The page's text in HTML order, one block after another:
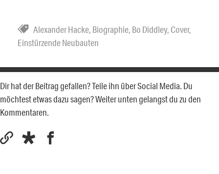
Alexander Hacke, Biographie, Bo Diddley, Cover,
Einstürzende Neubauten
Dir hat der Beitrag gefallen? Teile ihn über Social Media. Du
möchtest etwas dazu sagen? Weiter unten gelangst du zu den
Kommentaren.